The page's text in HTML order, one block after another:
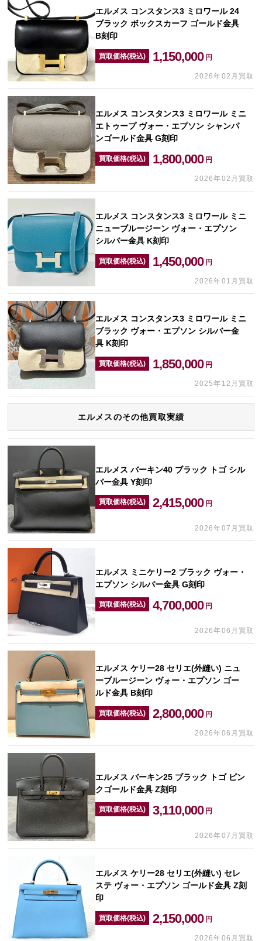
エルメス コンスタンス3 ミロワール 24
ブラック ボックスカーフ ゴールド金具
B刻印
買取価格(税込) 1,150,000 円
2026年02月買取
エルメス コンスタンス3 ミロワール ミニ
エトゥープ ヴォー・エプソン シャンパ
ンゴールド金具 G刻印
買取価格(税込) 1,800,000 円
2026年02月買取
エルメス コンスタンス3 ミロワール ミニ
ニューブルージーン ヴォー・エプソン
シルバー金具 K刻印
買取価格(税込) 1,450,000 円
2026年01月買取
エルメス コンスタンス3 ミロワール ミニ
ブラック ヴォー・エプソン シルバー金
具 K刻印
買取価格(税込) 1,850,000 円
2025年12月買取
エルメスのその他買取実績
エルメス バーキン40 ブラック トゴ シル
バー金具 Y刻印
買取価格(税込) 2,415,000 円
2026年07月買取
エルメス ミニケリー2 ブラック ヴォー・
エプソン シルバー金具 G刻印
買取価格(税込) 4,700,000 円
2026年06月買取
エルメス ケリー28 セリエ(外縫い) ニュ
ーブルージーン ヴォー・エプソン ゴー
ルド金具 B刻印
買取価格(税込) 2,800,000 円
2026年06月買取
エルメス バーキン25 ブラック トゴ ピン
クゴールド金具 Z刻印
買取価格(税込) 3,110,000 円
2026年07月買取
エルメス ケリー28 セリエ(外縫い) セレ
ステ ヴォー・エプソン ゴールド金具 Z刻
印
買取価格(税込) 2,150,000 円
2026年06月買取